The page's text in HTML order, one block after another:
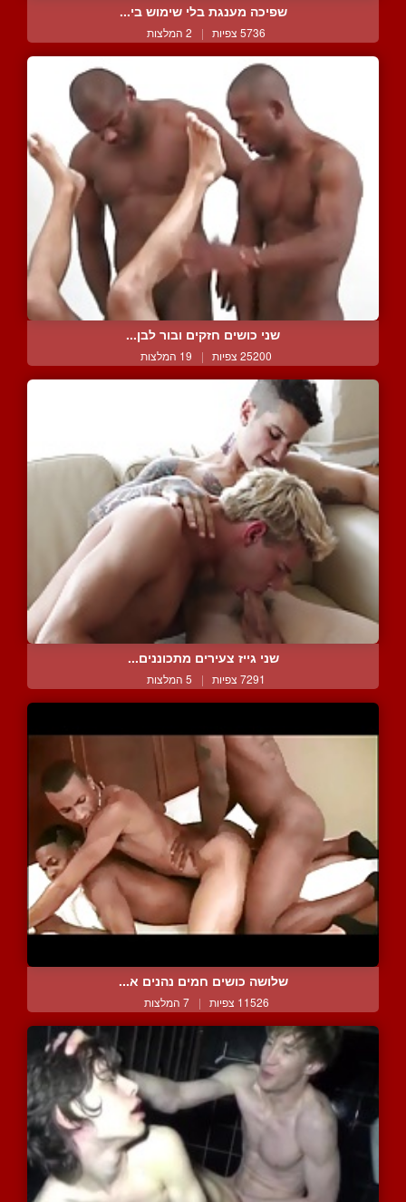
שפיכה מענגת בלי שימוש בי...
5736 צפיות | 2 המלצות
שני כושים חזקים ובור לבן...
25200 צפיות | 19 המלצות
שני גייז צעירים מתכוננים...
7291 צפיות | 5 המלצות
שלושה כושים חמים נהנים א...
11526 צפיות | 7 המלצות